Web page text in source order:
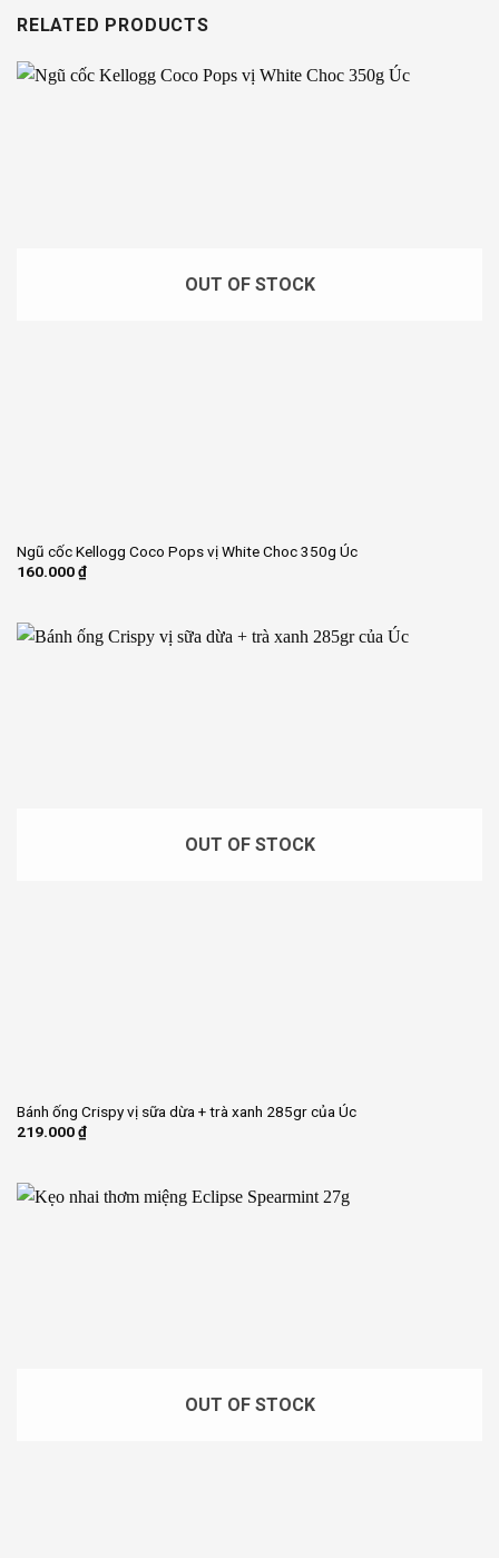
RELATED PRODUCTS
OUT OF STOCK
Ngũ cốc Kellogg Coco Pops vị White Choc 350g Úc
160.000₫
OUT OF STOCK
Bánh ống Crispy vị sữa dừa + trà xanh 285gr của Úc
219.000₫
OUT OF STOCK